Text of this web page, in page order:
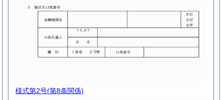
様式第2号(第8条関係)